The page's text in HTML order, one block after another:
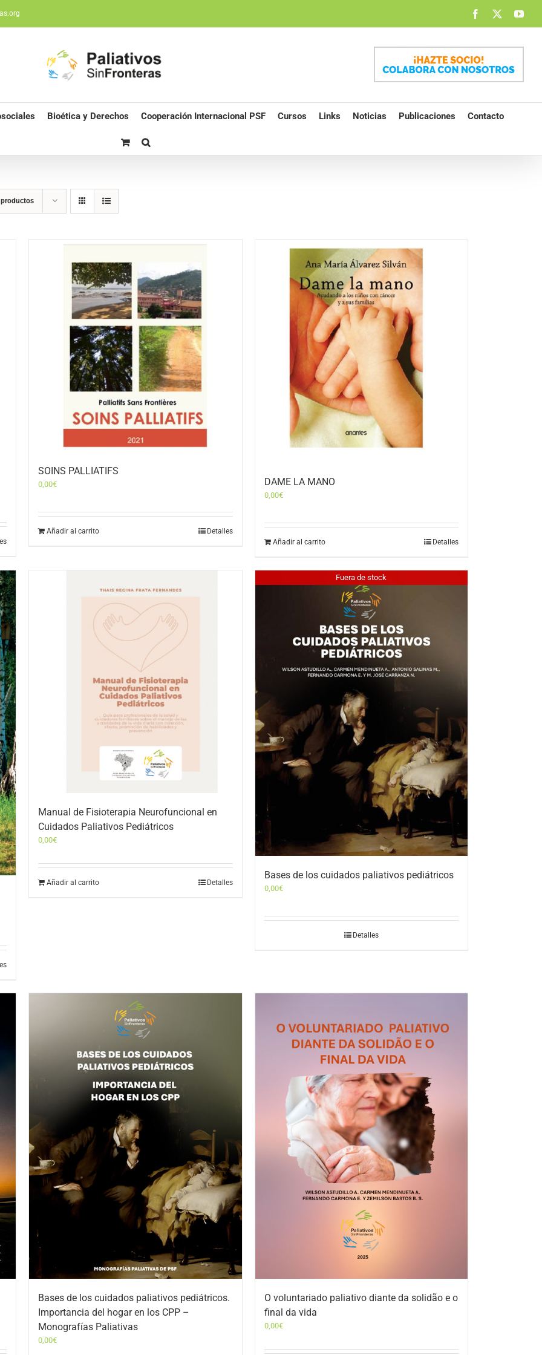
Facebook
Bioética y Derechos Cooperación Internacional PSF Cursos Links Noticias Publicaciones Contacto
SOINS PALLIATIFS
0,00€
Añadir al carrito Detalles
DAME LA MANO
0,00€
Añadir al carrito Detalles
Manual de Fisioterapia Neurofuncional en
Cuidados Paliativos Pediátricos
0,00€
Añadir al carrito Detalles
Fuera de stock
Bases de los cuidados paliativos pediátricos
0,00€
Detalles
Bases de los cuidados paliativos pediátricos.
Importancia del hogar en los CPP –
Monografías Paliativas
0,00€
O voluntariado paliativo diante da solidão e o
final da vida
0,00€